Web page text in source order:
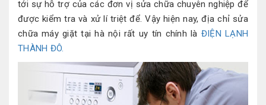
tới sự hỗ trợ của các đơn vị sửa chữa chuyên nghiệp để
được kiểm tra và xử lí triệt để. Vậy hiện nay, địa chỉ sửa
chữa máy giặt tại hà nội rất uy tín chính là ĐIỆN LẠNH
THÀNH ĐÔ.